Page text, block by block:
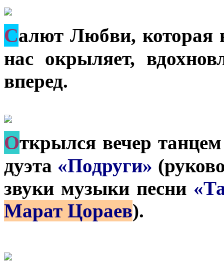
Салют Любви, которая
нас окрыляет,
вперед.
Открылся вечер
дуэта «Подруги»
звуки музыки песни
Марат Цораев).